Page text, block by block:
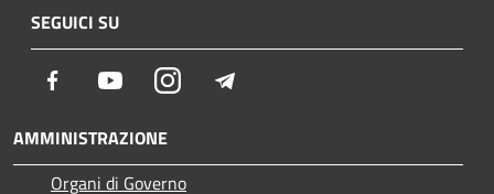
SEGUICI SU
Facebook YoutubeInstagram
AMMINISTRAZIONE
Organi di Governo